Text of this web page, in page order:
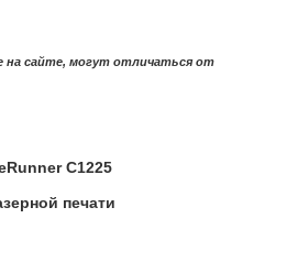
сайте, могут отличаться от
C1225
печати